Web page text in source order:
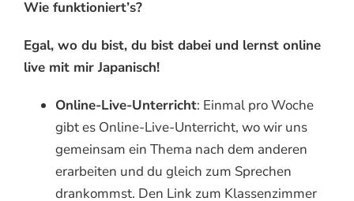
Wie funktioniert’s?
Egal, wo du bist, du bist dabei und lernst online
live mit mir Japanisch!
Online-Live-Unterricht: Einmal pro Woche
gibt es Online-Live-Unterricht, wo wir uns
gemeinsam ein Thema nach dem anderen
erarbeiten und du gleich zum Sprechen
drankommst. Den Link zum Klassenzimmer